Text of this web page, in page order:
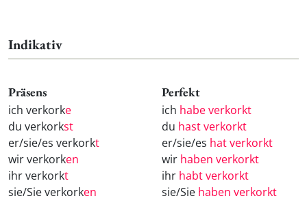
Indikativ
Präsens
ich verkorke
du verkorkst
er/sie/es verkorkt
wir verkorken
ihr verkorkt
sie/Sie verkorken
Perfekt
ich habe verkorkt
du hast verkorkt
er/sie/es hat verkorkt
wir haben verkorkt
ihr habt verkorkt
sie/Sie haben verkorkt